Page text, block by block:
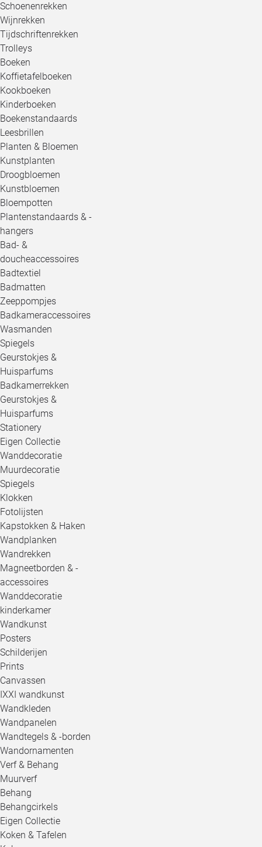
Schoenenrekken
Wijnrekken
Tijdschriftenrekken
Trolleys
Boeken
Koffietafelboeken
Kookboeken
Kinderboeken
Boekenstandaards
Leesbrillen
Planten & Bloemen
Kunstplanten
Droogbloemen
Kunstbloemen
Bloempotten
Plantenstandaards & -
hangers
Bad- &
doucheaccessoires
Badtextiel
Badmatten
Zeeppompjes
Badkameraccessoires
Wasmanden
Spiegels
Geurstokjes &
Huisparfums
Badkamerrekken
Geurstokjes &
Huisparfums
Stationery
Eigen Collectie
Wanddecoratie
Muurdecoratie
Spiegels
Klokken
Fotolijsten
Kapstokken & Haken
Wandplanken
Wandrekken
Magneetborden & -
accessoires
Wanddecoratie
kinderkamer
Wandkunst
Posters
Schilderijen
Prints
Canvassen
IXXI wandkunst
Wandkleden
Wandpanelen
Wandtegels & -borden
Wandornamenten
Verf & Behang
Muurverf
Behang
Behangcirkels
Eigen Collectie
Koken & Tafelen